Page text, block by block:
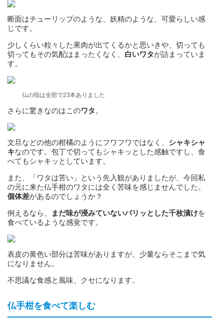
断面はチューリップのような、妖精のような、可愛らしい感
じです。
少しくらい粒々した果肉が出てくるかと思いきや、切っても
切ってもその気配はまったくなく、 白いワタが詰まっていま
す。
仏の指は全部で23本ありました
さらに驚きなのはこのワタ 。
文旦などの他の柑橘のようにフワフワではなく、 シャキシャ
キなのです。包丁で切ってもシャキッとした感触ですし、食
べてもシャキッとしています。
また、「ワタは苦い」という先入観がありましたが、今回私
の元に来た仏手柑のワタには全く苦味を感じませんでした。
個体差があるのでしょうか？
例えるなら、
まだ味が浸みていないパリッとした千枚漬けを
食べているような感覚です。
表皮の黄色い部分は苦味がありますが、少量ならそこまで気
になりません。
不思議な食感と風味、クセになります。
仏手柑を食べて楽しむ